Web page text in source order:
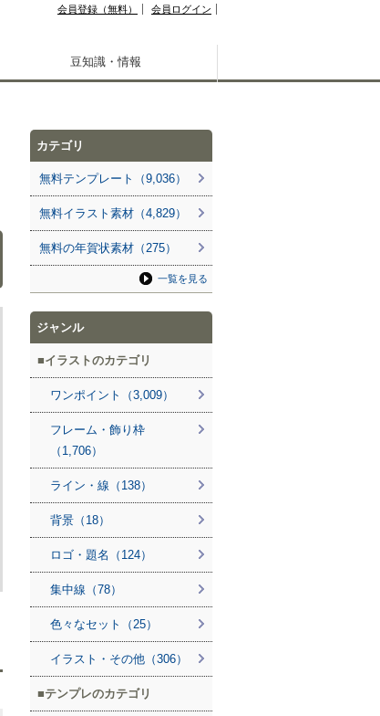
会員登録（無料） 会員ログイン
豆知識・情報
カテゴリ
無料テンプレート（9,036）
無料イラスト素材（4,829）
無料の年賀状素材（275）
一覧を見る
ジャンル
イラストのカテゴリ
ワンポイント（3,009）
フレーム・飾り枠
（1,706）
ライン・線（138）
背景（18）
ロゴ・題名（124）
集中線（78）
色々なセット（25）
イラスト・その他（306）
テンプレのカテゴリ